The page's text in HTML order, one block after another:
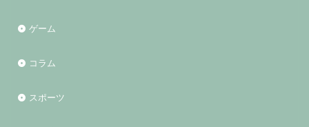
ゲーム
コラム
スポーツ